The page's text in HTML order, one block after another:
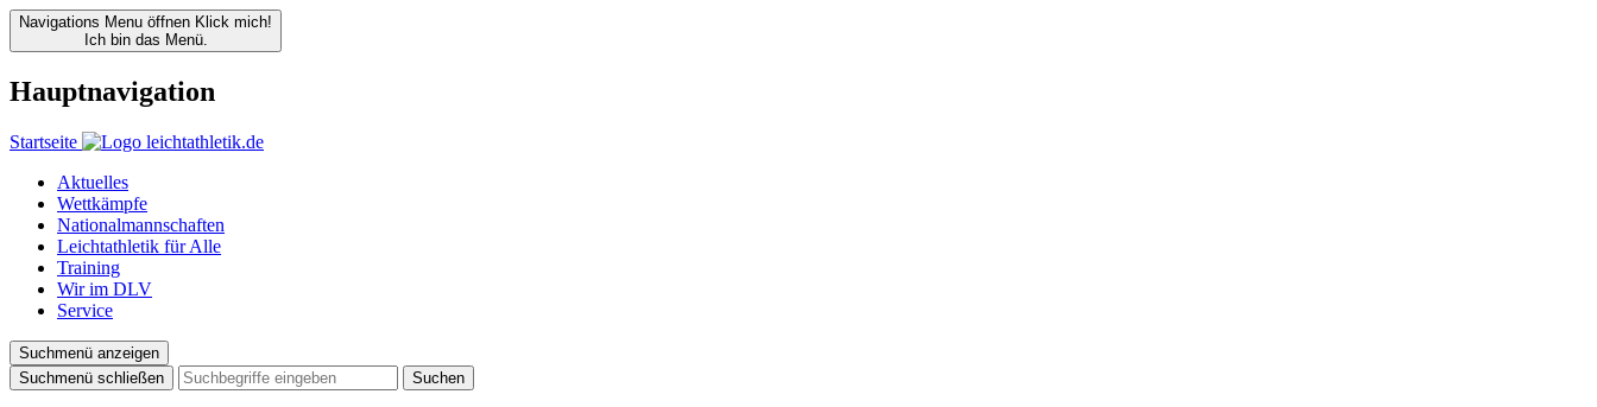
Navigations Menu öffnen Klick mich!
Ich bin das Menü.
Hauptnavigation
Startseite
Aktuelles
Wettkämpfe
Nationalmannschaften
Leichtathletik für Alle
Training
Wir im DLV
Service
Suchmenü anzeigen
Suchmenü schließen
Suchen